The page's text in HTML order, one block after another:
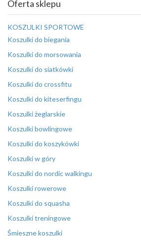
Oferta sklepu
KOSZULKI SPORTOWE
Koszulki do biegania
Koszulki do morsowania
Koszulki do siatkówki
Koszulki do crossfitu
Koszulki do kiteserfingu
Koszulki żeglarskie
Koszulki bowlingowe
Koszulki do koszykówki
Koszulki w góry
Koszulki do nordic walkingu
Koszulki rowerowe
Koszulki do squasha
Koszulki treningowe
Śmieszne koszulki